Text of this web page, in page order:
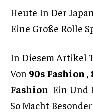
Heute In Der
Eine Große Rolle
In Diesem Artikel
Von 90s Fashion
Fashion Ein Und
So Macht